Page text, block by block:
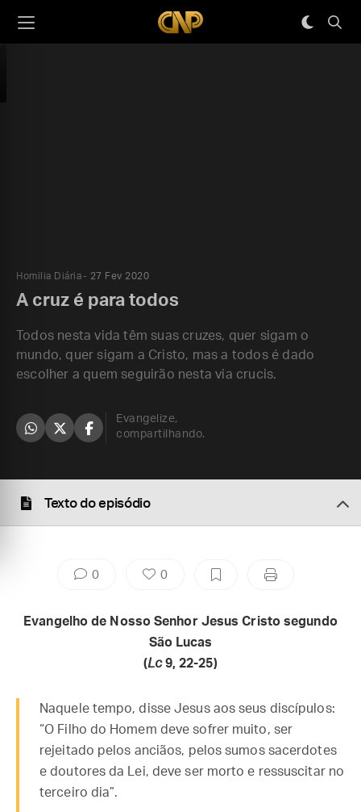
Homilia Diária 27 Fev 2020
A cruz é para todos
Todos nesta vida têm suas cruzes, quer sigam o
mundo, quer sigam a Cristo, mas a todos é dado
escolher a quem seguirão nesta via crucis.
Evangelize,
compartilhando.
Texto do episódio
0 0
Evangelho de Nosso Senhor Jesus Cristo segundo
São Lucas
(Lc9, 22-25)
Naquele tempo, disse Jesus aos seus discípulos:
“O Filho do Homem deve sofrer muito, ser
rejeitado pelos anciãos, pelos sumos sacerdotes
e doutores da Lei, deve ser morto e ressuscitar no
terceiro dia”.